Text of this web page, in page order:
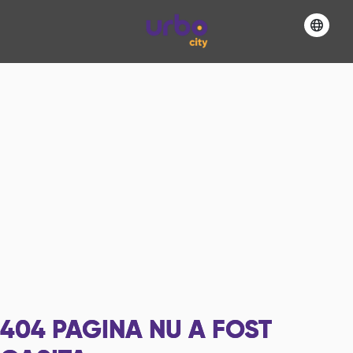
404 PAGINA NU A FOST